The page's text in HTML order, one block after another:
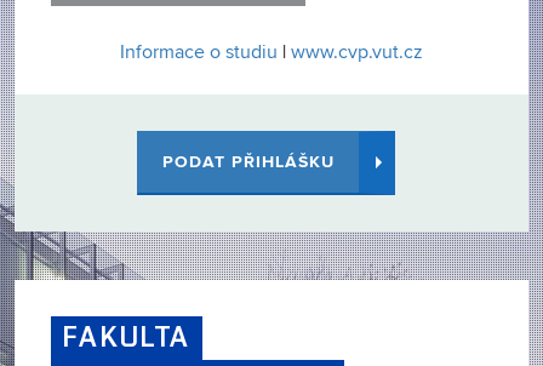
Informace o studiu www.cvp.vut.cz
PODAT PŘIHLÁŠKU
FAKULTA